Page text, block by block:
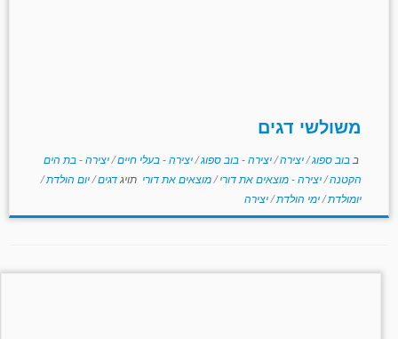
משולשי דגים
ב בוב ספוג/יצירה/יצירה - בוב ספוג/יצירה - בעלי חיים/יצירה - בת הים
הקטנה/יצירה - מוצאים את דורי/מוצאים את דורי תויגדגים/יום הולדת/
יומולדת/ימי הולדת/יצירה